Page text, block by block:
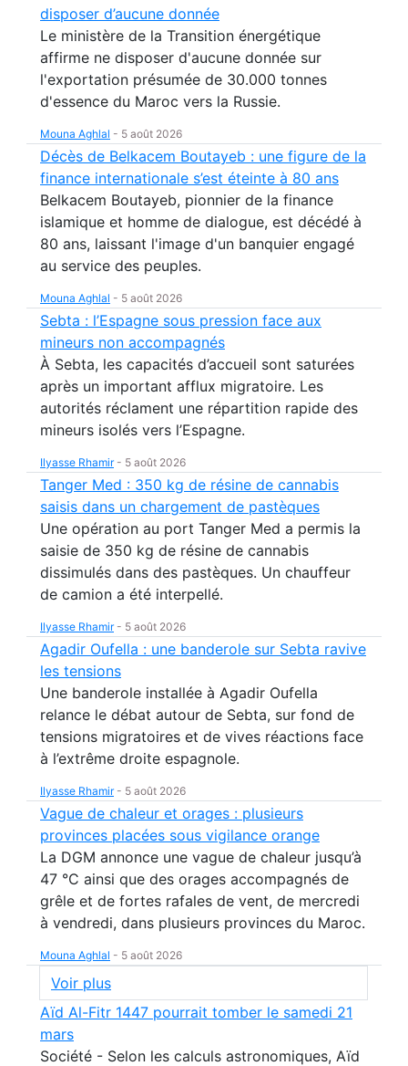
disposer d’aucune donnée
Le ministère de la Transition énergétique
affirme ne disposer d'aucune donnée sur
l'exportation présumée de 30.000 tonnes
d'essence du Maroc vers la Russie.
Mouna Aghlal - 5 août 2026
Décès de Belkacem Boutayeb : une figure de la
finance internationale s’est éteinte à 80 ans
Belkacem Boutayeb, pionnier de la finance
islamique et homme de dialogue, est décédé à
80 ans, laissant l'image d'un banquier engagé
au service des peuples.
Mouna Aghlal - 5 août 2026
Sebta : l’Espagne sous pression face aux
mineurs non accompagnés
À Sebta, les capacités d’accueil sont saturées
après un important afflux migratoire. Les
autorités réclament une répartition rapide des
mineurs isolés vers l’Espagne.
Ilyasse Rhamir- 5 août 2026
Tanger Med : 350 kg de résine de cannabis
saisis dans un chargement de pastèques
Une opération au port Tanger Med a permis la
saisie de 350 kg de résine de cannabis
dissimulés dans des pastèques. Un chauffeur
de camion a été interpellé.
Ilyasse Rhamir- 5 août 2026
Agadir Oufella : une banderole sur Sebta ravive
les tensions
Une banderole installée à Agadir Oufella
relance le débat autour de Sebta, sur fond de
tensions migratoires et de vives réactions face
à l’extrême droite espagnole.
Ilyasse Rhamir- 5 août 2026
Vague de chaleur et orages : plusieurs
provinces placées sous vigilance orange
La DGM annonce une vague de chaleur jusqu’à
47 °C ainsi que des orages accompagnés de
grêle et de fortes rafales de vent, de mercredi
à vendredi, dans plusieurs provinces du Maroc.
Mouna Aghlal - 5 août 2026
Voir plus
Aïd Al-Fitr 1447 pourrait tomber le samedi 21
mars
Société - Selon les calculs astronomiques, Aïd